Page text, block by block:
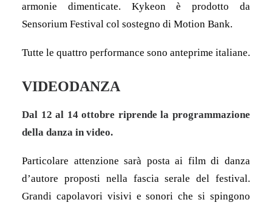
armonie dimenticate. Kykeon è prodotto da
Sensorium Festival col sostegno di Motion Bank.
Tutte le quattro performance sono anteprime italiane.
VIDEODANZA
Dal 12 al 14 ottobre riprende la programmazione
della danza in video.
Particolare attenzione sarà posta ai film di danza
d’autore proposti nella fascia serale del festival.
Grandi capolavori visivi e sonori che si spingono